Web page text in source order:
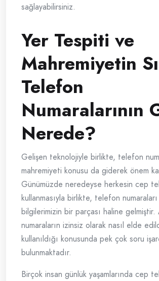
sağlayabilirsiniz.
Yer Tespiti ve
Mahremiyetin
Telefon
Numaralarının
Nerede?
Gelişen teknolojiyle birlikte, telefon
mahremiyeti konusu da giderek önem
Günümüzde neredeyse herkesin cep
kullanmasıyla birlikte, telefon
bilgilerimizin bir parçası haline
numaraların izinsiz olarak nasıl elde
kullanıldığı konusunda pek çok soru
bulunmaktadır.
Birçok insan günlük yaşamlarında cep